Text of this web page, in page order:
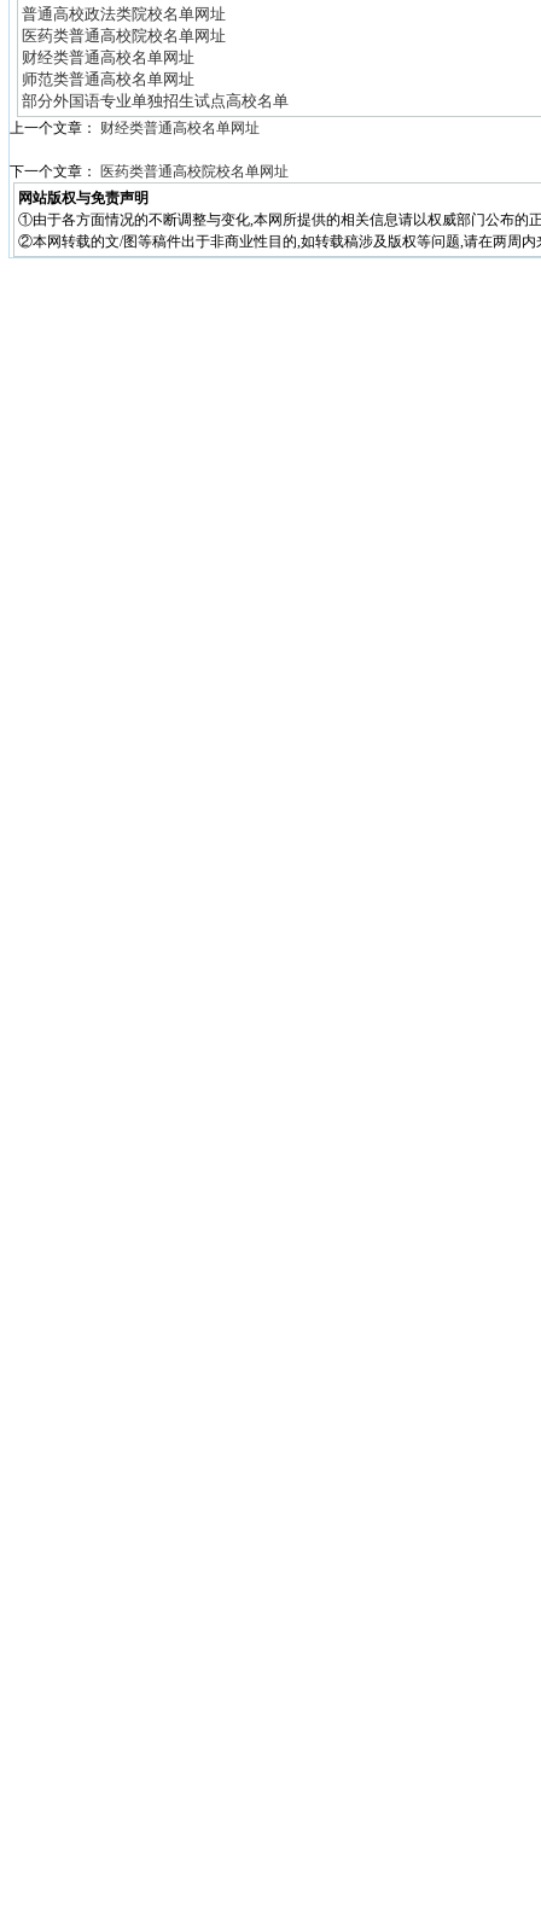
普通高校政法类院校名单网址
医药类普通高校院校名单网址
财经类普通高校名单网址
师范类普通高校名单网址
部分外国语专业单独招生试点高校名单
上一个文章： 财经类普通高校名单网址
下一个文章：
医药类普通高校院校名单网址
网站版权与免责声明
①由于各方面情况的不断调整与变化,本网所提供的相关信息请以权威部门公布的
②本网转载的文/图等稿件出于非商业性目的,如转载稿涉及版权等问题,请在两周内